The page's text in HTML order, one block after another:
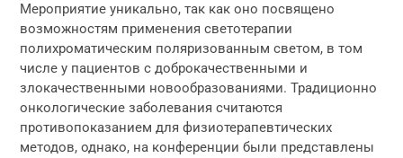
Мероприятие уникально, так как оно посвящено
возможностям применения светотерапии
полихроматическим поляризованным светом, в том
числе у пациентов с доброкачественными и
злокачественными новообразованиями. Традиционно
онкологические заболевания считаются
противопоказанием для физиотерапевтических
методов, однако, на конференции были представлены